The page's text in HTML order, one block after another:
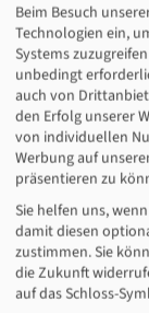
Beim Besuch
Technologien ein,
Systems
unbedingt
auch von
den Erfolg unserer
von individuellen
Werbung auf
präsentieren zu
Sie helfen uns,
damit diesen
zustimmen. Sie
die Zukunft
auf das Schloss-